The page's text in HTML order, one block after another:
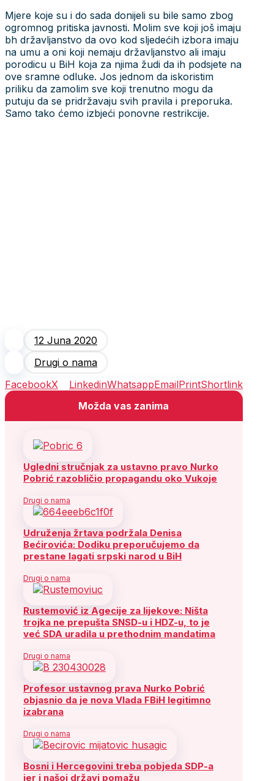
Mjere koje su i do sada donijeli su bile samo zbog
ogromnog pritiska javnosti. Molim sve koji još imaju
bh državljanstvo da ovo kod sljedećih izbora imaju
na umu a oni koji nemaju državljanstvo ali imaju
porodicu u BiH koja za njima žudi da ih podsjete na
ove sramne odluke. Jos jednom da iskoristim
priliku da zamolim sve koji trenutno mogu da
putuju da se pridržavaju svih pravila i preporuka.
Samo tako ćemo izbjeći ponovne restrikcije.
12 Juna 2020
Drugi o nama
FacebookX LinkedinWhatsappEmailPrintShortlink
Možda vas zanima
Ugledni stručnjak za ustavno pravo Nurko
Pobrić razobličio propagandu oko Vukoje
Drugi o nama
Udruženja žrtava podržala Denisa
Bećirovića: Dodiku preporučujemo da
prestane lagati srpski narod u BiH
Drugi o nama
Rustemović iz Agecije za lijekove: Ništa
trojka ne prepušta SNSD-u i HDZ-u, to je
već SDA uradila u prethodnim mandatima
Drugi o nama
Profesor ustavnog prava Nurko Pobrić
objasnio da je nova Vlada FBiH legitimno
izabrana
Drugi o nama
Bosni i Hercegovini treba pobjeda SDP-a
jer i našoj državi pomažu